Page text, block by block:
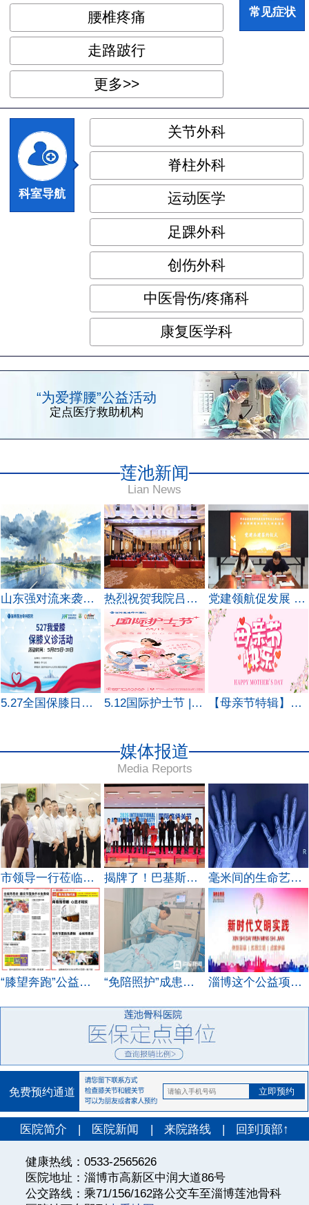
常见症状
腰椎疼痛
走路跛行
更多>>
科室导航
◆
◆
关节外科
脊柱外科
运动医学
足踝外科
创伤外科
中医骨伤/疼痛科
康复医学科
“为爱撑腰”公益活动
定点医疗救助机构
莲池新闻
Lian News
山东强对流来袭！暴雨 + 大风 + 骤降温，3 类骨科问题高发，家里有老人的留意 热烈祝贺我院吕岩院长荣任全国企业和基层医院保膝联盟副理事长并获“深耕奖” 党建领航促发展 医教协同谱新篇——淄博莲池骨科医院与齐鲁医药学院康复医学院签署党建合作共建协议
5.27全国保膝日｜这份“膝盖延保指南”请收好！ 5.12国际护士节 | 心中有情怀，护理有温度 【母亲节特辑】致每一位妈妈：爱别等，健康更别等
媒体报道
Media Reports
市领导一行莅临莲池骨科医院调研指导 点赞“无陪护”暖心服务 揭牌了！巴基斯坦专家专程到访，淄博这家医院传来好消息 毫米间的生命艺术，莲池骨科高难度手指再造术，为广东患者重燃希望
“膝望奔跑”公益救助项目获得多家媒体报道 “免陪照护”成患者“最优选项”还有多远？-海报新闻 淄博这个公益项目，受到省里的表彰！
免费预约通道
医院简介 医院新闻 来院路线 回到顶部↑
健康热线：0533-2565626
医院地址：淄博市高新区中润大道86号
公交路线：乘71/156/162路公交车至淄博莲池骨科